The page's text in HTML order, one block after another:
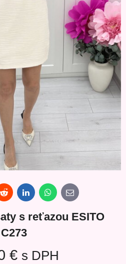
Reddit LinkedInWhatsApp
E-
mail
s reťazou ESITO
C273
€ s DPH